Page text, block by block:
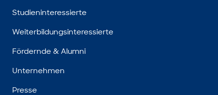
Studieninteressierte
Weiterbildungsinteressierte
Fördernde & Alumni
Unternehmen
Presse